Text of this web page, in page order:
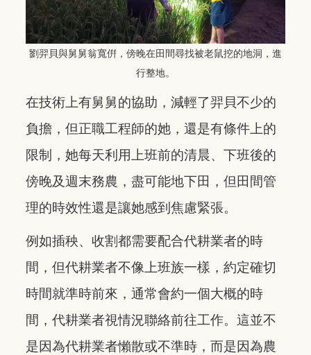
劉羿貝與舅舅翁寬倂，傍晚在田間尋找被老鼠挖的地洞，進
行整地。
在技術上有舅舅的協助，減輕了羿貝不少的
負擔，但正職工程師的她，還是有條件上的
限制，她每天利用上班前的清晨、下班後的
傍晚及週末務農，盡可能地下田，但田間管
理的時效性還是讓她感到焦慮緊張。
例如插秧、收割都需要配合代耕業者的時
間，但代耕業者不像上班族一樣，約定確切
時間就準時前來，通常會約一個大概的時
間，代耕業者視情況聯絡前往工作。這並不
是因為代耕業者懶散或不準時，而是因為農